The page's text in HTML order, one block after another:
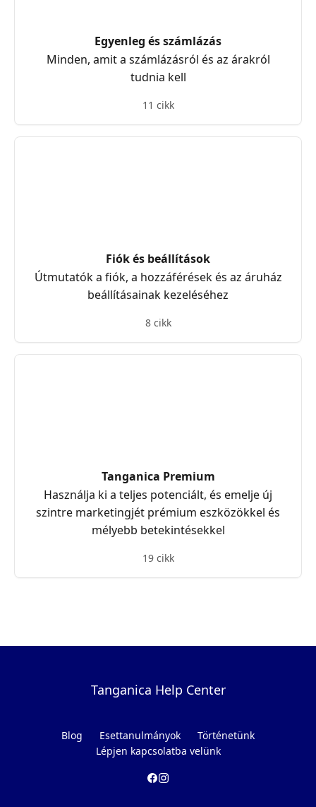
Egyenleg és számlázás
Minden, amit a számlázásról és az árakról
tudnia kell
11 cikk
Fiók és beállítások
Útmutatók a fiók, a hozzáférések és az áruház
beállításainak kezeléséhez
8 cikk
Tanganica Premium
Használja ki a teljes potenciált, és emelje új
szintre marketingjét prémium eszközökkel és
mélyebb betekintésekkel
19 cikk
Tanganica Help Center
Blog Esettanulmányok
Történetünk
Lépjen kapcsolatba velünk